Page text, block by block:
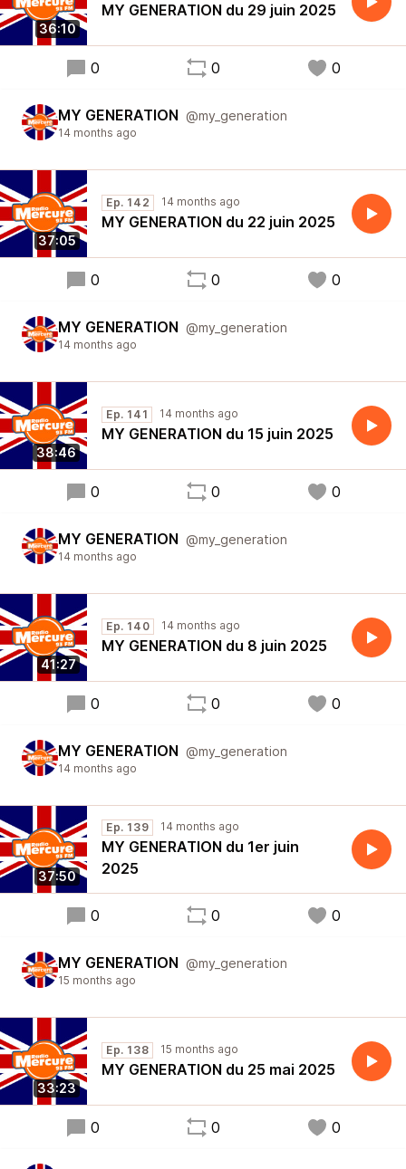
36:10
MY GENERATION du 29 juin 2025
0 0 0
MY GENERATION @my_generation
14 months ago
37:05
Ep. 142 14 months ago
MY GENERATION du 22 juin 2025
0 0 0
MY GENERATION @my_generation
14 months ago
38:46
Ep. 141 14 months ago
MY GENERATION du 15 juin 2025
0 0 0
MY GENERATION @my_generation
14 months ago
41:27
Ep. 140 14 months ago
MY GENERATION du 8 juin 2025
0 0 0
MY GENERATION @my_generation
14 months ago
37:50
Ep. 139 14 months ago
MY GENERATION du 1er juin
2025
0 0 0
MY GENERATION @my_generation
15 months ago
33:23
Ep. 138 15 months ago
MY GENERATION du 25 mai 2025
0 0 0